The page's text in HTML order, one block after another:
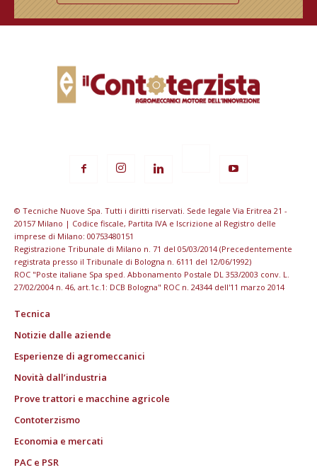
© Tecniche Nuove Spa. Tutti i diritti riservati. Sede legale Via Eritrea 21 -
20157 Milano | Codice fiscale, Partita IVA e Iscrizione al Registro delle
imprese di Milano: 00753480151
Registrazione Tribunale di Milano n. 71 del 05/03/2014 (Precedentemente
registrata presso il Tribunale di Bologna n. 6111 del 12/06/1992)
ROC "Poste italiane Spa sped. Abbonamento Postale DL 353/2003 conv. L.
27/02/2004 n. 46, art.1c.1: DCB Bologna" ROC n. 24344 dell'11 marzo 2014
Tecnica
Notizie dalle aziende
Esperienze di agromeccanici
Novità dall’industria
Prove trattori e macchine agricole
Contoterzismo
Economia e mercati
PAC e PSR